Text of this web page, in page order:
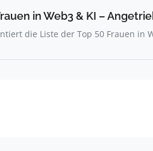
in Web3 & KI –
die Liste der Top 50 Frauen in